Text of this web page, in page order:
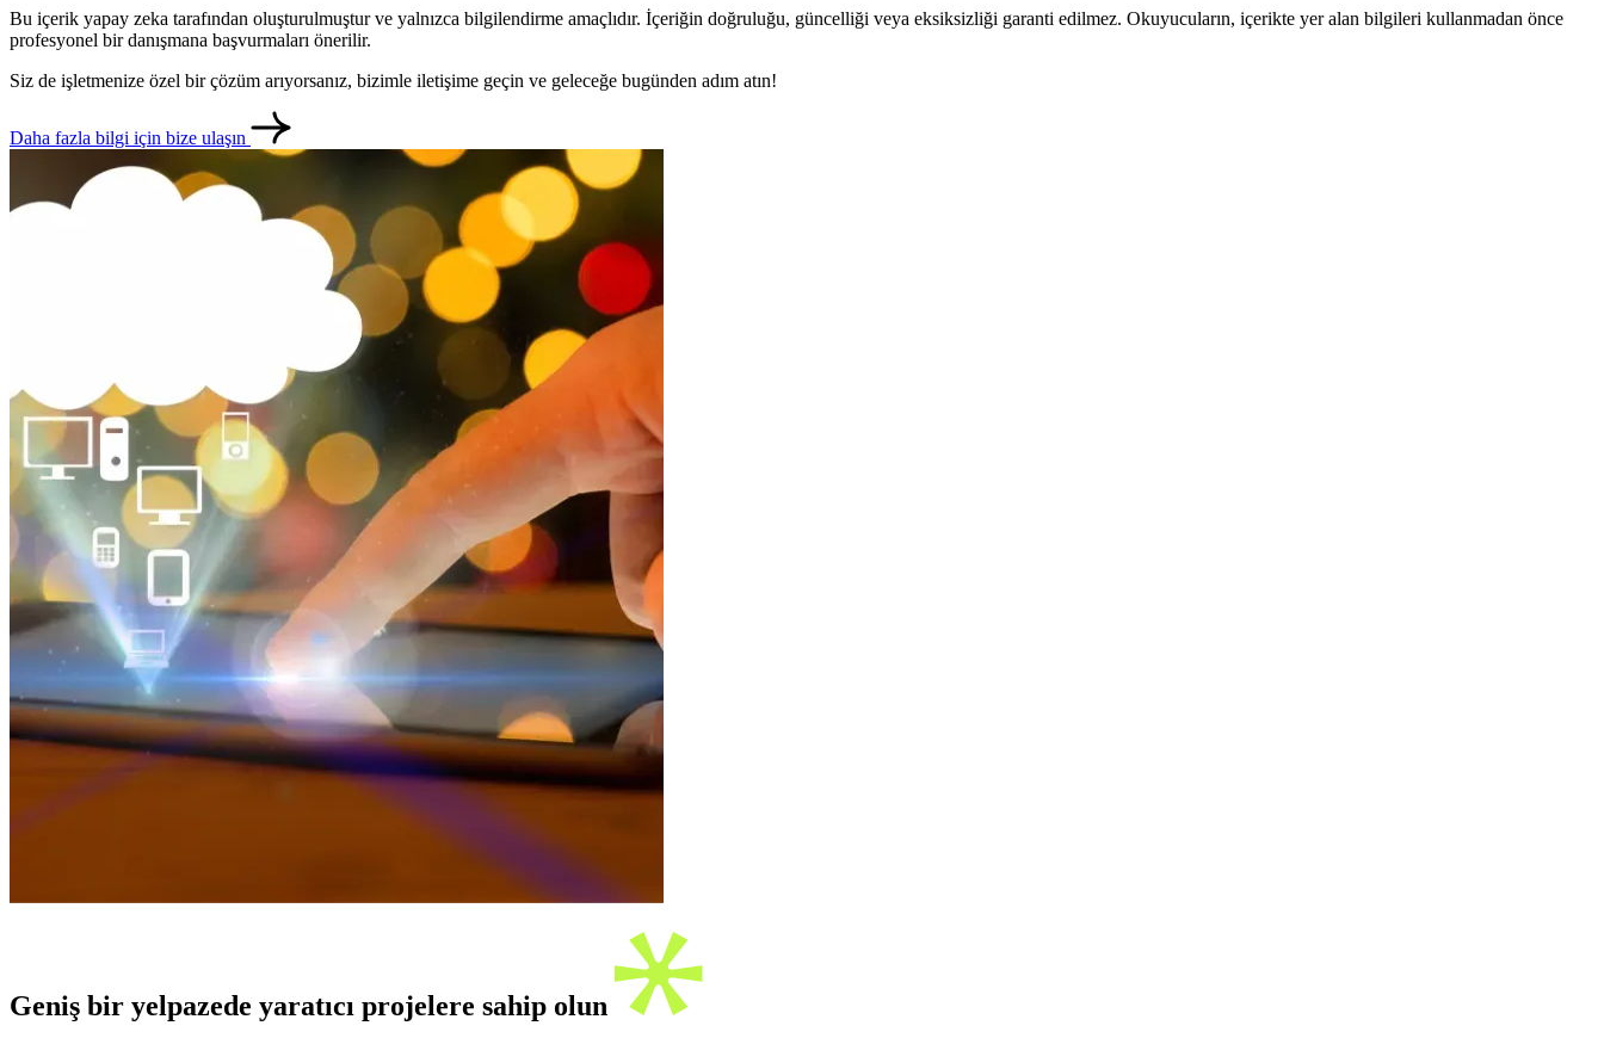
Bu içerik yapay zeka tarafından oluşturulmuştur ve yalnızca bilgilendirme amaçlıdır. İçeriğin doğruluğu, güncelliği veya eksiksizliği garanti edilmez. Okuyucuların, içerikte yer alan bilgileri kullanmadan önce
profesyonel bir danışmana başvurmaları önerilir.
Siz de işletmenize özel bir çözüm arıyorsanız, bizimle iletişime geçin ve geleceğe bugünden adım atın!
Daha fazla bilgi için bize ulaşın
Geniş bir yelpazede yaratıcı projelere sahip olun